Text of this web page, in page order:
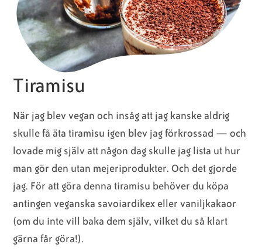
Tiramisu
När jag blev vegan och insåg att jag kanske aldrig
skulle få äta tiramisu igen blev jag förkrossad — och
lovade mig själv att någon dag skulle jag lista ut hur
man gör den utan mejeriprodukter. Och det gjorde
jag. För att göra denna tiramisu behöver du köpa
antingen veganska savoiardikex eller vaniljkakaor
(om du inte vill baka dem själv, vilket du så klart
gärna får göra!).